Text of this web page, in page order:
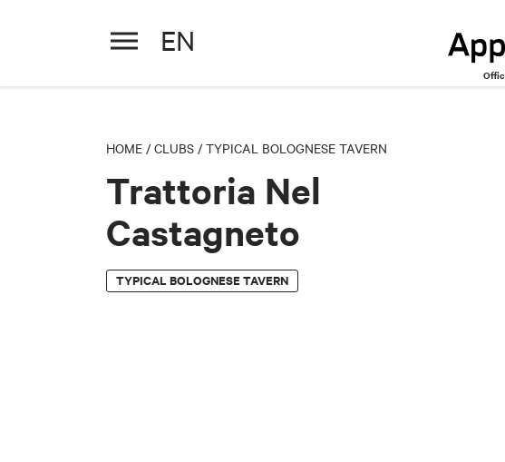
EN
HOME / CLUBS / TYPICAL BOLOGNESE TAVERN
Trattoria Nel
Castagneto
TYPICAL BOLOGNESE TAVERN